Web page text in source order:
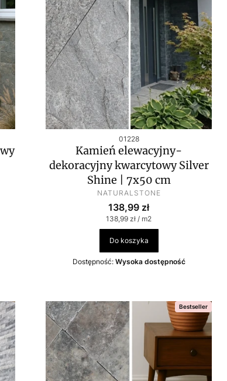
Kod produktu
01228
Kamień elewacyjny-
dekoracyjny kwarcytowy Silver
Shine | 7x50 cm
PRODUCENT
NATURALSTONE
Cena
138,99 zł
Cena jednostkowa
138,99 zł / m2
Do koszyka
Dostępność: Wysoka dostępność
Bestseller